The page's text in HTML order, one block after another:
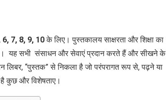
6, 7, 8, 9, 10के लिए। पुस्तकालय साक्षरता और शिक्षा का
यह सभी संसाधन और सेवाएं प्रदान करते हैं और सीखने के
लिबर, “पुस्तक” से निकला है जो परंपरागत रूप से, पढ़ने या
कुछ और विशेषताए।